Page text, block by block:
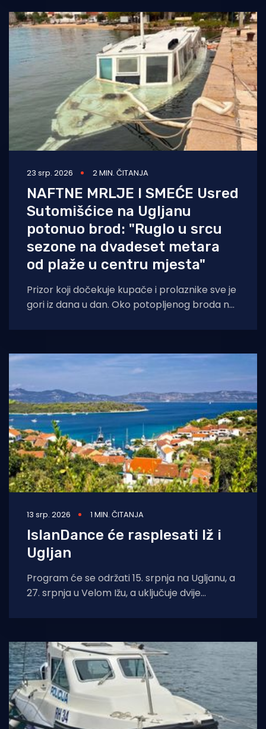
23 srp. 2026 2 MIN. ČITANJA
NAFTNE MRLJE I SMEĆE Usred
Sutomišćice na Ugljanu
potonuo brod: "Ruglo u srcu
sezone na dvadeset metara
od plaže u centru mjesta"
Prizor koji dočekuje kupače i prolaznike sve je
gori iz dana u dan. Oko potopljenog broda na
13 srp. 2026 1 MIN. ČITANJA
IslanDance će rasplesati Iž i
Ugljan
Program će se održati 15. srpnja na Ugljanu, a
27. srpnja u Velom Ižu, a uključuje dvije